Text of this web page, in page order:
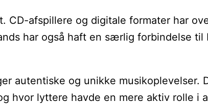
afspillere og digitale formater har
har også haft en særlig forbindelse
autentiske og unikke
hvor lyttere havde en mere aktiv rolle i